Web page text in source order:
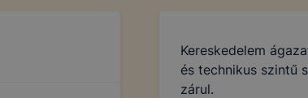
Kereskedelem
és technikus szintű
zárul.
A cookie-kal weboldalunk nem
ezekkel Önt beazonosítani nem lehet.